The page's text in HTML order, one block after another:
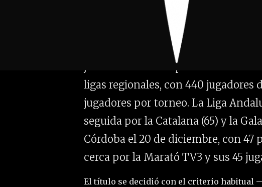
Conclusión de la liga
La liga 2025-2026 echó el cierre el
jornada del 7 de septiembre de
ligas regionales, con 440 jugadores
jugadores por torneo. La Liga
seguida por la Catalana (65) y la
Córdoba el 20 de diciembre, con
cerca por la Marató TV3 y sus 45
El título se decidió con el criterio habitual